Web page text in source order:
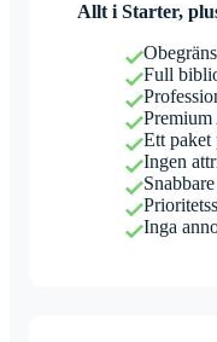
Allt i Starter,
Full
Ett paket
Ingen
Inga